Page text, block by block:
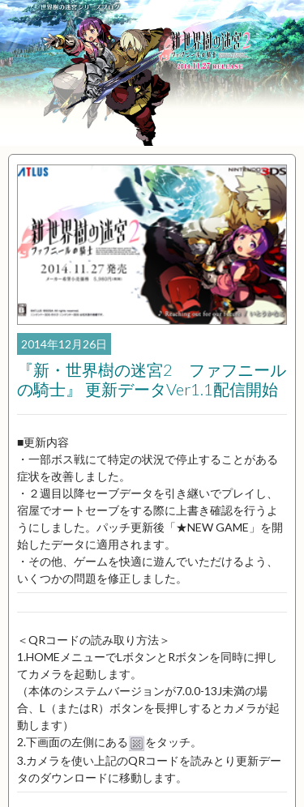
2014年12月26日
『新・世界樹の迷宮2 ファフニール
の騎士』 更新データVer1.1配信開始
■更新内容
・一部ボス戦にて特定の状況で停止することがある
症状を改善しました。
・２週目以降セーブデータを引き継いでプレイし、
宿屋でオートセーブをする際に上書き確認を行うよ
うにしました。パッチ更新後「★NEW GAME」を開
始したデータに適用されます。
・その他、ゲームを快適に遊んでいただけるよう、
いくつかの問題を修正しました。
＜QRコードの読み取り方法＞
1.HOMEメニューでLボタンとRボタンを同時に押し
てカメラを起動します。
（本体のシステムバージョンが7.0.0-13J未満の場
合、L（またはR）ボタンを長押しするとカメラが起
動します）
2.下画面の左側にある
をタッチ。
3.カメラを使い上記のQRコードを読みとり更新デー
タのダウンロードに移動します。